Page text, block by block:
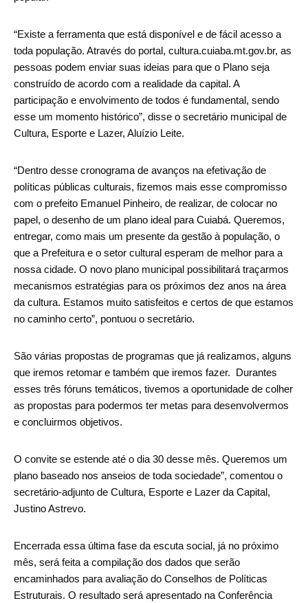
“Existe a ferramenta que está disponível e de fácil acesso a
toda população. Através do portal, cultura.cuiaba.mt.gov.br, as
pessoas podem enviar suas ideias para que o Plano seja
construído de acordo com a realidade da capital. A
participação e envolvimento de todos é fundamental, sendo
esse um momento histórico”, disse o secretário municipal de
Cultura, Esporte e Lazer, Aluízio Leite.
“Dentro desse cronograma de avanços na efetivação de
políticas públicas culturais, fizemos mais esse compromisso
com o prefeito Emanuel Pinheiro, de realizar, de colocar no
papel, o desenho de um plano ideal para Cuiabá. Queremos,
entregar, como mais um presente da gestão à população, o
que a Prefeitura e o setor cultural esperam de melhor para a
nossa cidade. O novo plano municipal possibilitará traçarmos
mecanismos estratégias para os próximos dez anos na área
da cultura. Estamos muito satisfeitos e certos de que estamos
no caminho certo”, pontuou o secretário.
São várias propostas de programas que já realizamos, alguns
que iremos retomar e também que iremos fazer. Durantes
esses três fóruns temáticos, tivemos a oportunidade de colher
as propostas para podermos ter metas para desenvolvermos
e concluirmos objetivos.
O convite se estende até o dia 30 desse mês. Queremos um
plano baseado nos anseios de toda sociedade”, comentou o
secretário-adjunto de Cultura, Esporte e Lazer da Capital,
Justino Astrevo.
Encerrada essa última fase da escuta social, já no próximo
mês, será feita a compilação dos dados que serão
encaminhados para avaliação do Conselhos de Políticas
Estruturais. O resultado será apresentado na Conferência